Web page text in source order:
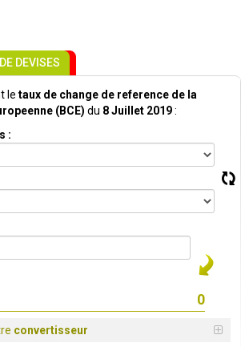
DEVISES
le taux de change de reference de la
(BCE) du 8 Juillet 2019:
:
convertisseur